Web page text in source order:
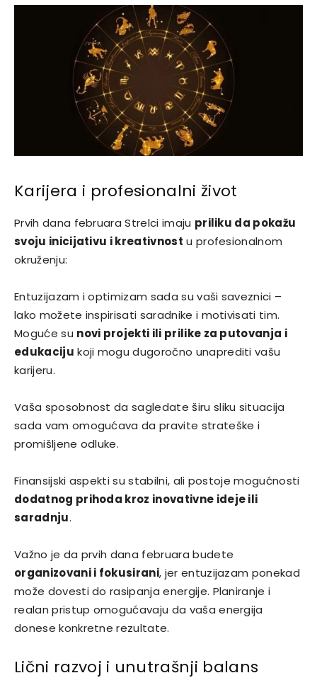
Karijera i profesionalni život
Prvih dana februara Strelci imaju priliku da pokažu
svoju inicijativu i kreativnost u profesionalnom
okruženju:
Entuzijazam i optimizam sada su vaši saveznici –
lako možete inspirisati saradnike i motivisati tim.
Moguće su novi projekti ili prilike za putovanja i
edukaciju koji mogu dugoročno unaprediti vašu
karijeru.
Vaša sposobnost da sagledate širu sliku situacija
sada vam omogućava da pravite strateške i
promišljene odluke.
Finansijski aspekti su stabilni, ali postoje mogućnosti
dodatnog prihoda kroz inovativne ideje ili
saradnju.
Važno je da prvih dana februara budete
organizovani i fokusirani, jer entuzijazam ponekad
može dovesti do rasipanja energije. Planiranje i
realan pristup omogućavaju da vaša energija
donese konkretne rezultate.
Lični razvoj i unutrašnji balans